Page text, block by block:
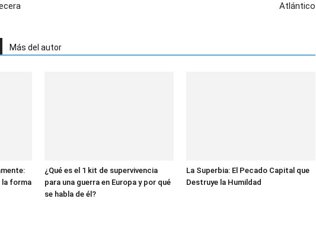
Atlántico
Más del autor
la forma
¿Qué es el 1 kit de supervivencia
para una guerra en Europa y por qué
se habla de él?
La Superbia: El Pecado Capital que
Destruye la Humildad